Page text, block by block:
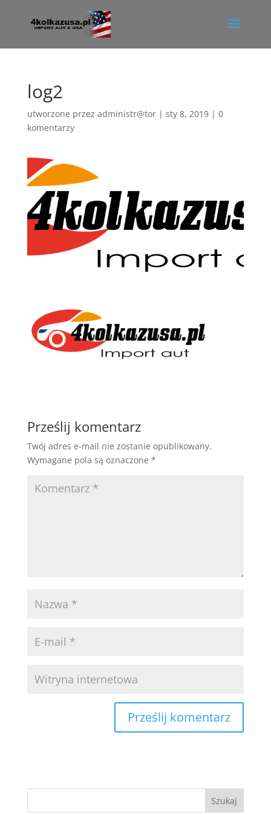
log2
utworzone przez administr@tor| sty 8, 2019| 0
komentarzy
Prześlij komentarz
Twój adres e-mail nie zostanie opublikowany.
Wymagane pola są oznaczone *